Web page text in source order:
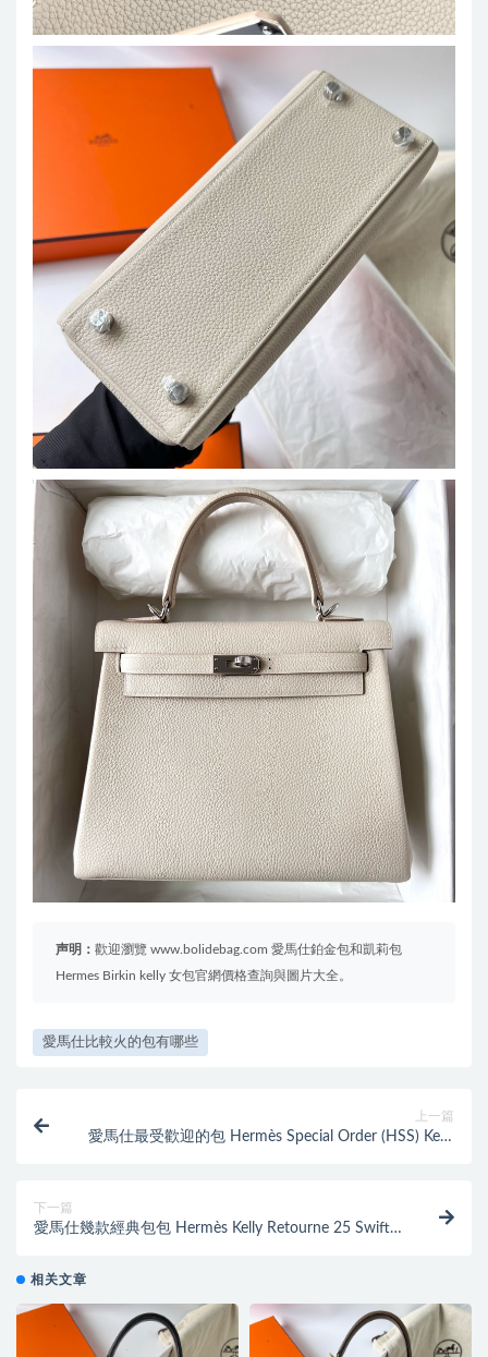
声明： 歡迎瀏覽 www.bolidebag.com 愛馬仕鉑金包和凱莉包
Hermes Birkin kelly 女包官網價格查詢與圖片大全。
愛馬仕比較火的包有哪些
上一篇
愛馬仕最受歡迎的包 Hermès Special Order (HSS) Kelly
下一篇
愛馬仕幾款經典包包 Hermès Kelly Retourne 25 Swift
相关文章